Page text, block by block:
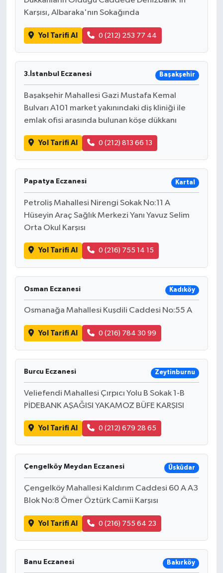
Karşısı, Albaraka'nın Sokağında
Yol Tarifi Al 0 (212) 253 77 44
3.İstanbul Eczanesi Başakşehir
Başakşehir Mahallesi Gazi Mustafa Kemal
Bulvarı A101 market yakınındaki diş kliniği ile
emlak ofisi arasında bulunan köşe dükkanı
Yol Tarifi Al 0 (212) 813 66 13
Papatya Eczanesi Kartal
Petroliş Mahallesi Nirengi Sokak No:11 A
Hüseyin Araç Sağlık Merkezi Yanı Yavuz Selim
Orta Okul Karşısı
Yol Tarifi Al 0 (216) 755 14 15
Osman Eczanesi Kadıköy
Osmanağa Mahallesi Kuşdili Caddesi No:55 A
Yol Tarifi Al 0 (216) 784 30 99
Burcu Eczanesi Zeytinburnu
Veliefendi Mahallesi Çırpıcı Yolu B Sokak 1-B
PİDEBANK AŞAĞISI YAKAMOZ BÜFE KARŞISI
Yol Tarifi Al 0 (212) 679 28 65
Çengelköy Meydan Eczanesi Üsküdar
Çengelköy Mahallesi Kaldırım Caddesi 60 A A3
Blok No:8 Ömer Öztürk Camii Karşısı
Yol Tarifi Al 0 (216) 755 64 23
Banu Eczanesi Bakırköy
Künye